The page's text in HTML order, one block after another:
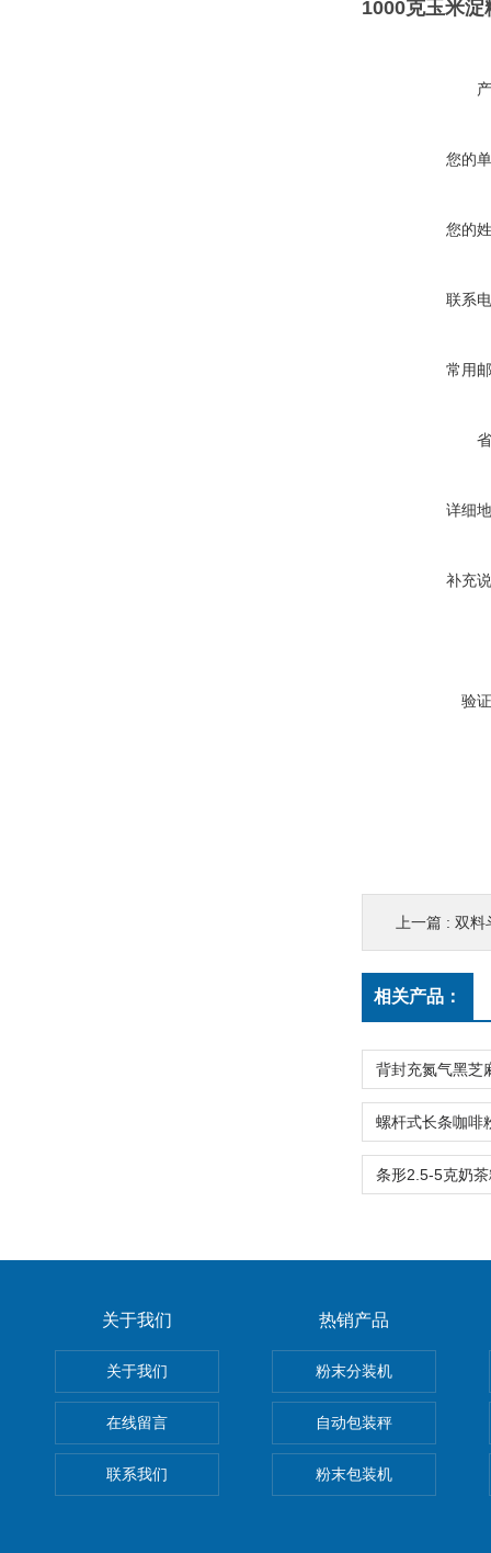
1000克玉米
您的
您的
联系
常用
详细
补充
验
上一篇 : 双料
相关产品：
关于我们
关于我们
在线留言
联系我们
热销产品
粉末分装机
自动包装秤
粉末包装机